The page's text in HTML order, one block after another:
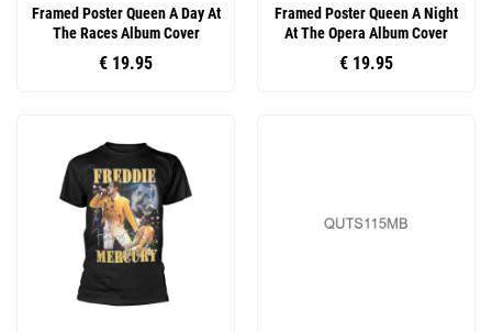
Framed Poster Queen A Day At
The Races Album Cover
€ 19.95
Framed Poster Queen A Night
At The Opera Album Cover
€ 19.95